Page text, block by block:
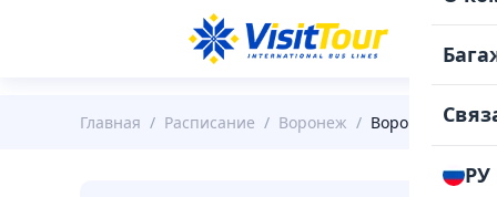
РУ
Главная / Расписание / Воронеж / Воронеж -